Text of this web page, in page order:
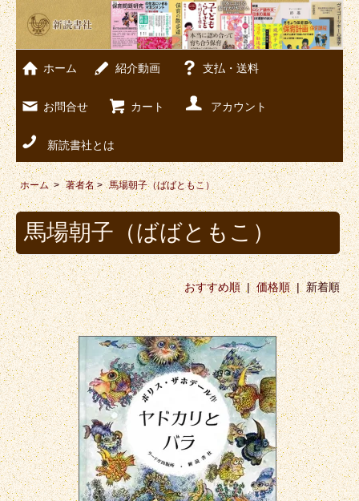
ホーム 紹介動画 支払・送料
お問合せ カート アカウント
新読書社とは
ホーム > 著者名> 馬場朝子（ばばともこ）
馬場朝子（ばばともこ）
おすすめ順|価格順| 新着順